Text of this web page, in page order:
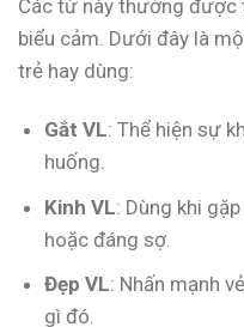
Các từ này thường được
biểu cảm. Dưới đây là
trẻ hay dùng:
Gắt VL: Thể hiện sự
huống.
Kinh VL: Dùng khi
hoặc đáng sợ.
Đẹp VL: Nhấn mạnh
gì đó.